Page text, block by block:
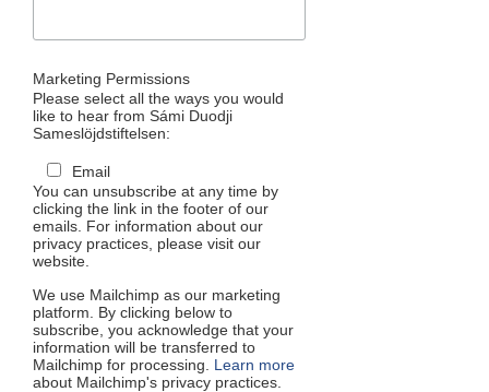
Marketing Permissions
Please select all the ways you would
like to hear from Sámi Duodji
Sameslöjdstiftelsen:
Email
You can unsubscribe at any time by
clicking the link in the footer of our
emails. For information about our
privacy practices, please visit our
website.
We use Mailchimp as our marketing
platform. By clicking below to
subscribe, you acknowledge that your
information will be transferred to
Mailchimp for processing. Learn more
about Mailchimp's privacy practices.